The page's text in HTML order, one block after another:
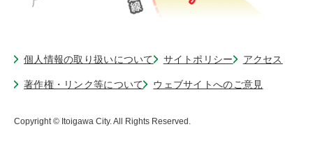
個人情報の取り扱いについて サイトポリシー アクセス
著作権・リンク等について ウェブサイトへのご意見
Copyright © Itoigawa City. All Rights Reserved.